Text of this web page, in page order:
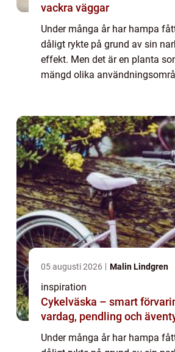
vackra väggar
Under många år har hampa
dåligt rykte på grund av sin
effekt. Men det är en planta
mängd olika
05 augusti 2026 Malin Lindgren
inspiration
Cykelväska – smart
vardag, pendling och
Under många år har hampa